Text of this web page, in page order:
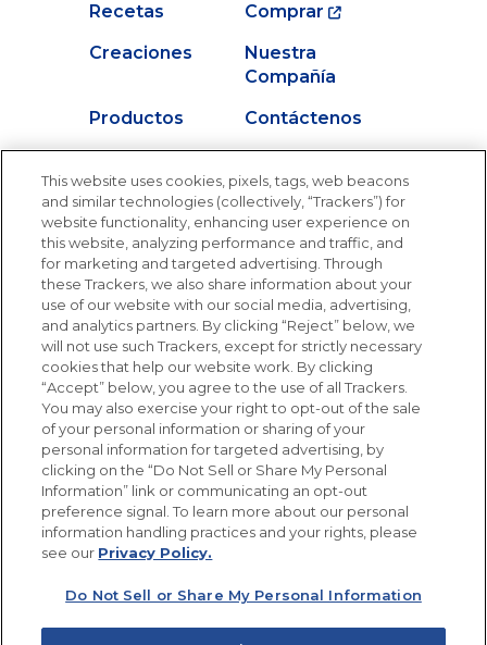
Recetas
Comprar
Creaciones
Nuestra
Compañía
Productos
Contáctenos
Nutrición
Únete a La Cocina Goya®
Recibe Nuevas Recetas, Ofertas Especiales y
Promociones
Email (Obligatorio)
SÍGUENOS EN LAS REDES SOCIALES
This website uses cookies, pixels, tags, web beacons
and similar technologies (collectively, “Trackers”) for
website functionality, enhancing user experience on
this website, analyzing performance and traffic, and
for marketing and targeted advertising. Through
these Trackers, we also share information about your
use of our website with our social media, advertising,
and analytics partners. By clicking “Reject” below, we
will not use such Trackers, except for strictly necessary
cookies that help our website work. By clicking
“Accept” below, you agree to the use of all Trackers.
You may also exercise your right to opt-out of the sale
of your personal information or sharing of your
personal information for targeted advertising, by
clicking on the “Do Not Sell or Share My Personal
Information” link or communicating an opt-out
preference signal. To learn more about our personal
information handling practices and your rights, please
see our Privacy Policy.
Do Not Sell or Share My Personal Information